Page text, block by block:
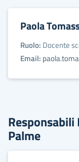
Paola
Ruolo: Docente
Email:
Palme